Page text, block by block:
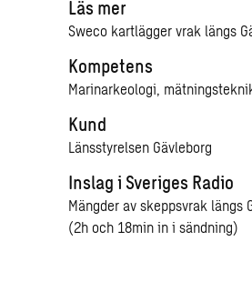
Läs mer
Sweco kartlägger vrak längs
Kompetens
Marinarkeologi,
Kund
Länsstyrelsen Gävleborg
Inslag i Sveriges Radio
Mängder av skeppsvrak längs
(2h och 18min in i sändning)